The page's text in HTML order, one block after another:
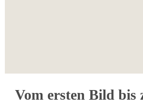
Vom ersten Bild bis